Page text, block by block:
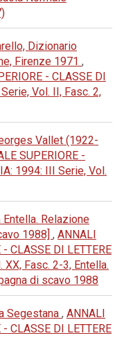
Dizionario
Firenze 1971 ,
- CLASSE DI
Vol. II, Fasc. 2,
Vallet (1922-
SUPERIORE -
1994: III Serie, Vol.
Relazione
1988] , ANNALI
CLASSE DI LETTERE
XX, Fasc. 2-3, Entella.
di scavo 1988
Segestana , ANNALI
CLASSE DI LETTERE